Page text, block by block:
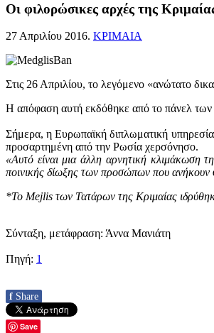
Οι φιλορώσικες αρχές της
27 Απριλίου 2016. ΚΡΙΜΑΙΑ
Στις 26 Απριλίου, το λεγόμενο «ανώτατο
Η απόφαση αυτή εκδόθηκε από το πάνελ των
Σήμερα, η Ευρωπαϊκή διπλωματική
προσαρτημένη από την Ρωσία χερσόνησο.
«Αυτό είναι μια άλλη αρνητική
ποινικής δίωξης των προσώπων που ανήκουν
*Το Mejlis των Τατάρων της Κριμαίας
Σύνταξη, μετάφραση: Άννα Μανιάτη
Πηγή: 1
f Share
Save